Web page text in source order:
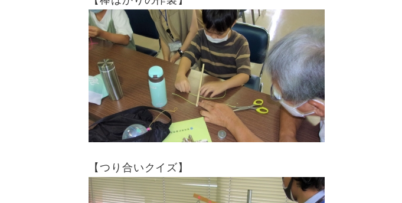
【つり合いクイズ】